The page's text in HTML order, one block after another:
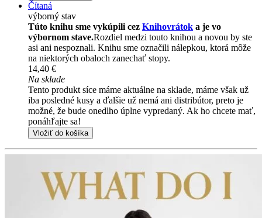
Čítaná
výborný stav
Túto knihu sme vykúpili cez Knihovrátok a je vo
výbornom stave.Rozdiel medzi touto knihou a novou by ste
asi ani nespoznali. Knihu sme označili nálepkou, ktorá môže
na niektorých obaloch zanechať stopy.
14,40 €
Na sklade
Tento produkt síce máme aktuálne na sklade, máme však už
iba posledné kusy a ďalšie už nemá ani distribútor, preto je
možné, že bude onedlho úplne vypredaný. Ak ho chcete mať,
ponáhľajte sa!
Vložiť do košíka